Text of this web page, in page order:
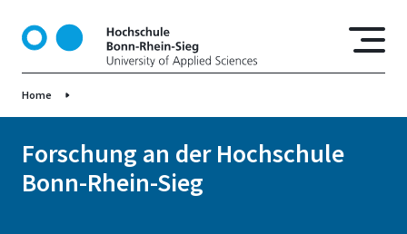
t
Home
Forschung an der Hochschule
Bonn-Rhein-Sieg